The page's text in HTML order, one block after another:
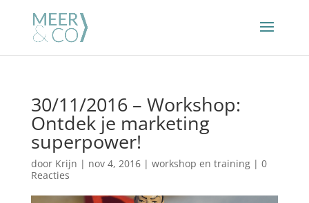
30/11/2016 – Workshop:
Ontdek je marketing
superpower!
door Krijn | nov 4, 2016| workshop en training| 0
Reacties